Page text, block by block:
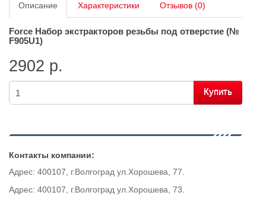
Описание Характеристики Отзывов (0)
Force Набор экстракторов резьбы под отверстие (№
F905U1)
2902 р.
Купить
Контакты компании:
Адрес: 400107, г.Волгоград ул.Хорошева, 77.
Адрес: 400107, г.Волгоград ул.Хорошева, 73.